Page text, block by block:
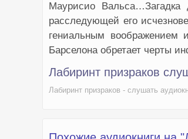
Маурисио Вальса…Загадка
расследующей его
гениальным воображением
Барселона обретает черты
Лабиринт призраков
Лабиринт призраков - слушать